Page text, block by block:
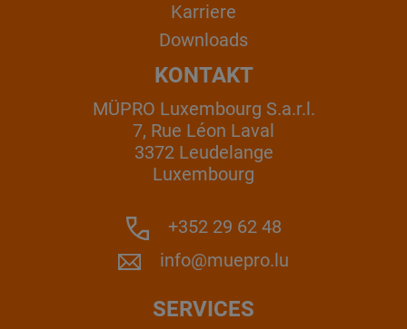
Karriere
Downloads
KONTAKT
MÜPRO Luxembourg S.a.r.l.
7, Rue Léon Laval
3372 Leudelange
Luxembourg
+352 29 62 48
info@muepro.lu
SERVICES